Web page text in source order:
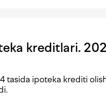
kreditlari.
tasida ipoteka krediti